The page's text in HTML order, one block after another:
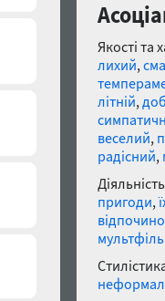
Якості та
лихий,
літній,
веселий,
радісний,
пригоди,